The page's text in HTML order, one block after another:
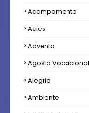
Acampamento
Acies
Advento
Agosto Vocacional
Alegria
Ambiente